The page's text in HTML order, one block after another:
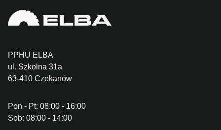
PPHU ELBA
ul. Szkolna 31a
63-410 Czekanów
Pon - Pt: 08:00 - 16:00
Sob: 08:00 - 14:00